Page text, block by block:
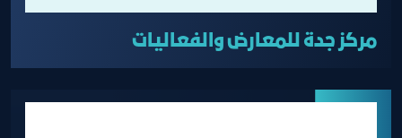
مركز جدة للمعارض والفعاليات